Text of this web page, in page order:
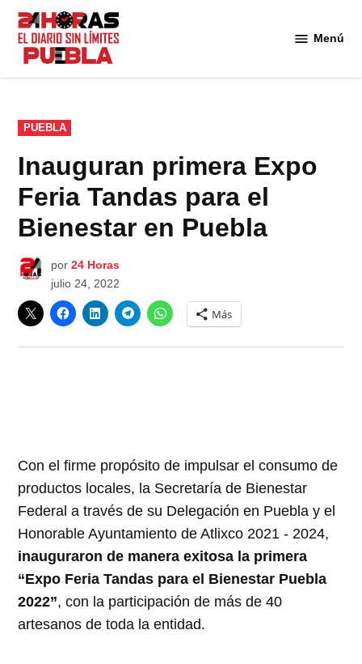
Saltar
contenido
Menú
PUBLICADO
EN
PUEBLA
Inauguran primera Expo
Feria Tandas para el
Bienestar en Puebla
por 24 Horas
julio 24, 2022
Más
Con el firme propósito de impulsar el consumo de
productos locales, la Secretaría de Bienestar
Federal a través de su Delegación en Puebla y el
Honorable Ayuntamiento de Atlixco 2021 - 2024,
inauguraron de manera exitosa la primera
“Expo Feria Tandas para el Bienestar Puebla
2022”, con la participación de más de 40
artesanos de toda la entidad.